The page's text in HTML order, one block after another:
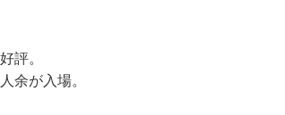
評。
余が入場。